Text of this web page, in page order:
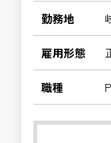
勤務地
雇用形態
職種